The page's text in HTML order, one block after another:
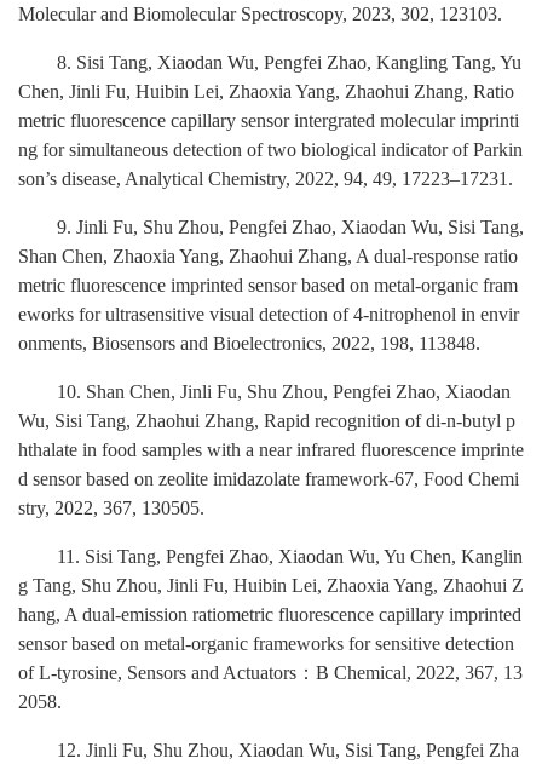
Molecular and Biomolecular Spectroscopy, 2023, 302, 123103.
8. Sisi Tang, Xiaodan Wu, Pengfei Zhao, Kangling Tang, Yu
Chen, Jinli Fu, Huibin Lei, Zhaoxia Yang, Zhaohui Zhang, Ratio
metric fluorescence capillary sensor intergrated molecular imprinti
ng for simultaneous detection of two biological indicator of Parkin
son’s disease, Analytical Chemistry, 2022, 94, 49, 17223–17231 .
9. Jinli Fu, Shu Zhou, Pengfei Zhao, Xiaodan Wu, Sisi Tang,
Shan Chen, Zhaoxia Yang, Zhaohui Zhang, A dual-response ratio
metric fluorescence imprinted sensor based on metal-organic fram
eworks for ultrasensitive visual detection of 4-nitrophenol in envir
onments, Biosensors and Bioelectronics, 2022, 198, 113848.
10. Shan Chen, Jinli Fu, Shu Zhou, Pengfei Zhao, Xiaodan
Wu, Sisi Tang, Zhaohui Zhang, Rapid recognition of di-n-butyl p
hthalate in food samples with a near infrared fluorescence imprinte
d sensor based on zeolite imidazolate framework-67, Food Chemi
stry, 2022, 367, 130505.
11 . Sisi Tang, Pengfei Zhao, Xiaodan Wu, Yu Chen, Kanglin
g Tang, Shu Zhou, Jinli Fu, Huibin Lei, Zhaoxia Yang, Zhaohui Z
hang, A dual-emission ratiometric fluorescence capillary imprinted
sensor based on metal-organic frameworks for sensitive detection
of L-tyrosine, Sensors and Actuators ： B Chemical, 2022, 367, 13
2058.
12. Jinli Fu, Shu Zhou, Xiaodan Wu, Sisi Tang, Pengfei Zha